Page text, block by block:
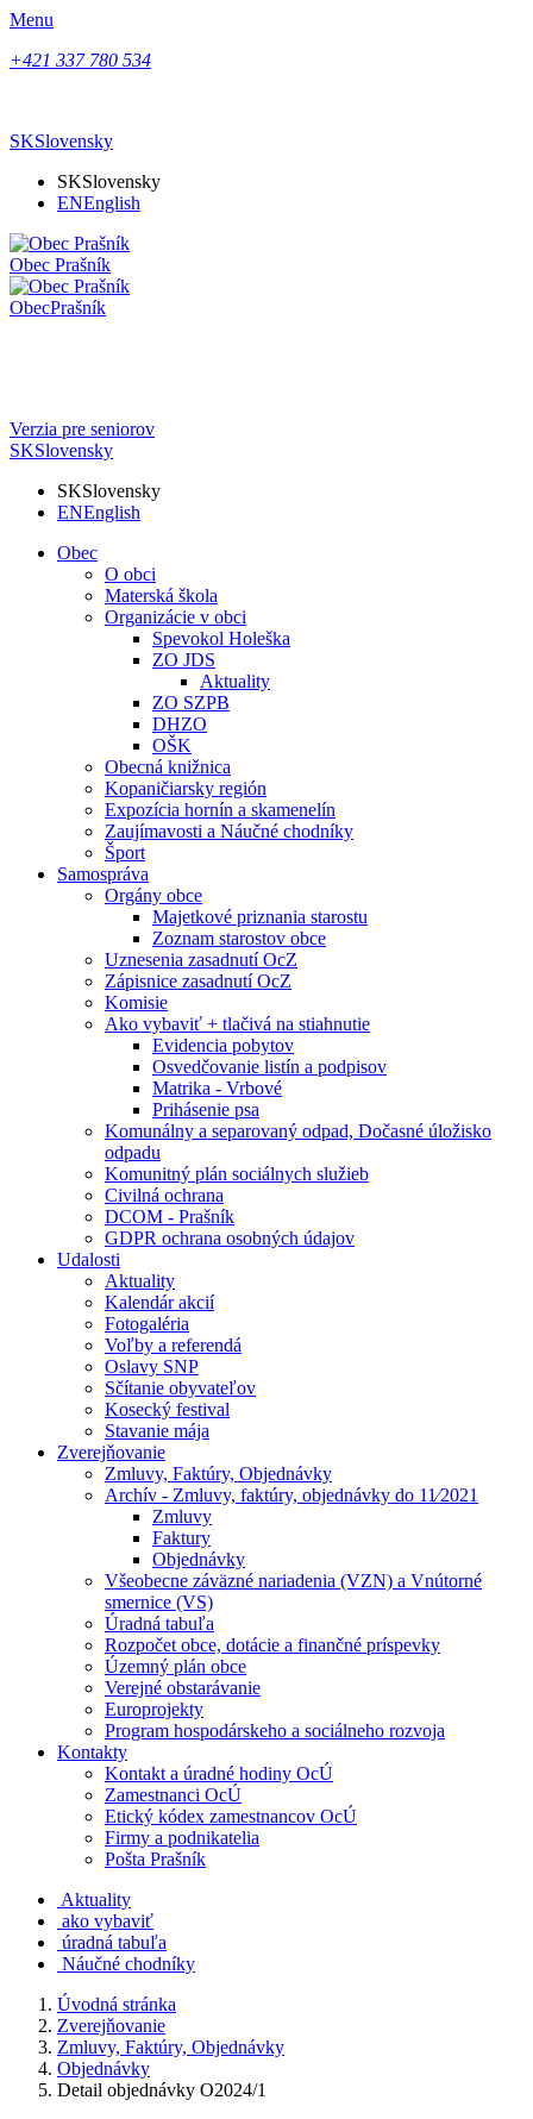
Menu
+421 337 780 534
SKSlovensky
SKSlovensky
ENEnglish
Obec Prašník
ObecPrašník
Verzia pre seniorov
SKSlovensky
SKSlovensky
ENEnglish
Obec
O obci
Materská škola
Organizácie v obci
Spevokol Holeška
ZO JDS
Aktuality
ZO SZPB
DHZO
OŠK
Obecná knižnica
Kopaničiarsky región
Expozícia hornín a skamenelín
Zaujímavosti a Náučné chodníky
Šport
Samospráva
Orgány obce
Majetkové priznania starostu
Zoznam starostov obce
Uznesenia zasadnutí OcZ
Zápisnice zasadnutí OcZ
Komisie
Ako vybaviť + tlačivá na stiahnutie
Evidencia pobytov
Osvedčovanie listín a podpisov
Matrika - Vrbové
Prihásenie psa
Komunálny a separovaný odpad, Dočasné úložisko
odpadu
Komunitný plán sociálnych služieb
Civilná ochrana
DCOM - Prašník
GDPR ochrana osobných údajov
Udalosti
Aktuality
Kalendár akcií
Fotogaléria
Voľby a referendá
Oslavy SNP
Sčítanie obyvateľov
Kosecký festival
Stavanie mája
Zverejňovanie
Zmluvy, Faktúry, Objednávky
Archív - Zmluvy, faktúry, objednávky do 11⁄2021
Zmluvy
Faktury
Objednávky
Všeobecne záväzné nariadenia (VZN) a Vnútorné
smernice (VS)
Úradná tabuľa
Rozpočet obce, dotácie a finančné príspevky
Územný plán obce
Verejné obstarávanie
Europrojekty
Program hospodárskeho a sociálneho rozvoja
Kontakty
Kontakt a úradné hodiny OcÚ
Zamestnanci OcÚ
Etický kódex zamestnancov OcÚ
Firmy a podnikatelia
Pošta Prašník
Aktuality
ako vybaviť
úradná tabuľa
Náučné chodníky
Úvodná stránka
Zverejňovanie
Zmluvy, Faktúry, Objednávky
Objednávky
Detail objednávky O2024/1